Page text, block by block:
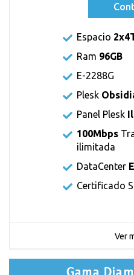
Espacio
Ram 96GB
E-2288G
Plesk
Panel Plesk
100Mbps
ilimitada
DataCenter
Certificado
Ver